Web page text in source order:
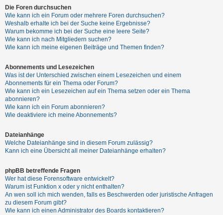
e
m
e
n
S
u
c
h
F
A
Q
Die Foren durchsuchen
Wie kann ich ein Forum oder mehrere Foren durchsuchen?
Weshalb erhalte ich bei der Suche keine Ergebnisse?
Warum bekomme ich bei der Suche eine leere Seite?
Wie kann ich nach Mitgliedern suchen?
Wie kann ich meine eigenen Beiträge und Themen finden?
Abonnements und Lesezeichen
Was ist der Unterschied zwischen einem Lesezeichen und einem
Abonnements für ein Thema oder Forum?
Wie kann ich ein Lesezeichen auf ein Thema setzen oder ein Thema
abonnieren?
Wie kann ich ein Forum abonnieren?
Wie deaktiviere ich meine Abonnements?
Dateianhänge
Welche Dateianhänge sind in diesem Forum zulässig?
Kann ich eine Übersicht all meiner Dateianhänge erhalten?
phpBB betreffende Fragen
Wer hat diese Forensoftware entwickelt?
Warum ist Funktion x oder y nicht enthalten?
An wen soll ich mich wenden, falls es Beschwerden oder juristische Anfragen
zu diesem Forum gibt?
Wie kann ich einen Administrator des Boards kontaktieren?